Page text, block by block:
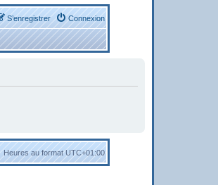
Connexion
S’enregistrer
Heures au formatUTC+01:00